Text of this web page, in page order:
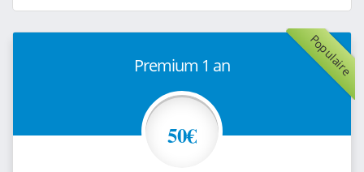
Populaire
Premium 1 an
50€